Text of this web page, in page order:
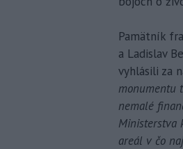
Pamätník
a Ladislav
vyhlásili za
monumentu
nemalé
Ministerstva
areál v čo